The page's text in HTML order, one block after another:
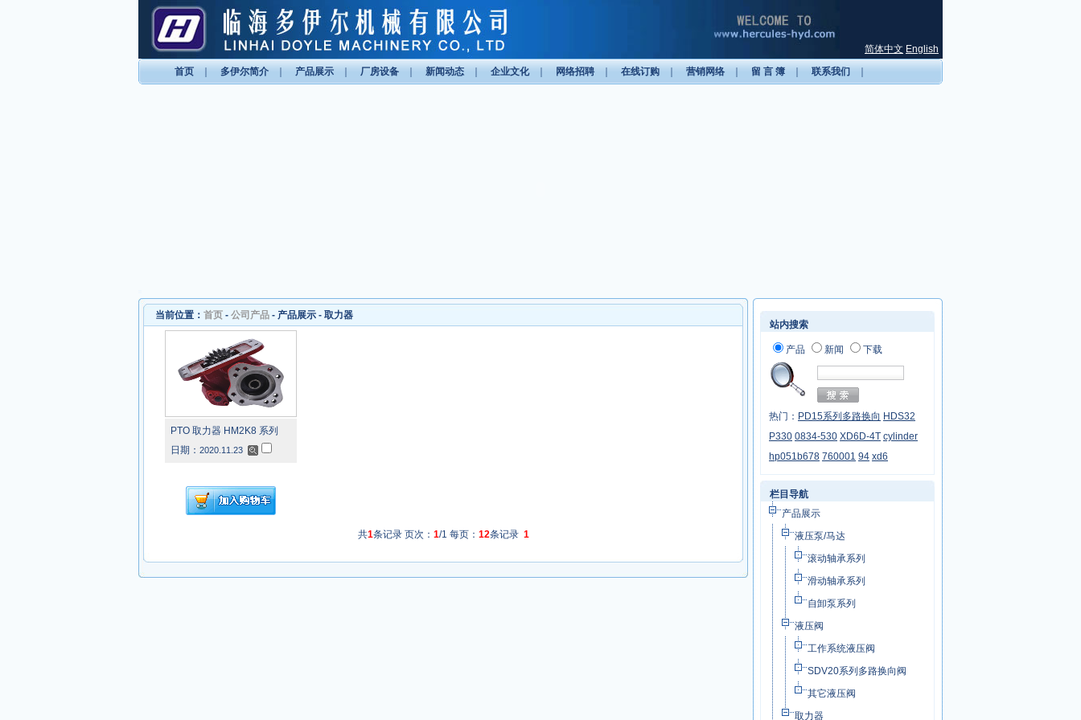
简体中文 English
首页
多伊尔简介 产品展示 厂房设备 新闻动态 企业文化｜ 网络招聘｜ 在线订购 营销网络｜ 留 言 簿 联系我们
站内搜索
产品 新闻 下载
热门： PD15系列多路换向 HDS32
P330 0834-530 XD6D-4T cylinder
hp051b678 760001 94 xd6
栏目导航
产品展示
液压泵/马达
滚动轴承系列
滑动轴承系列
自卸泵系列
液压阀
工作系统液压阀
SDV20系列多路换向阀
其它液压阀
取力器
当前位置： 首页 - 公司产品 - 产品展示 - 取力器
PTO 取力器 HM2K8 系列
日期： 2020.11.23
共1条记录 页次： 1/1 每页： 12条记录 1